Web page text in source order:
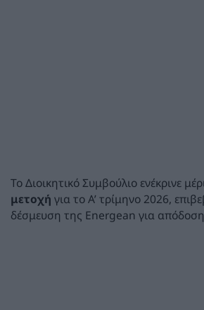
Το Διοικητικό Συμβούλιο ενέκρινε
μετοχή για το Α’ τρίμηνο 2026,
δέσμευση της Energean για